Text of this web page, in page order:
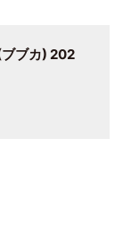
ブカ) 202